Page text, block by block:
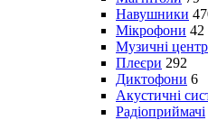
Навушники
Мікрофони 42
Музичні
Плеєри 292
Диктофони 6
Акустичні
Радіоприймачі